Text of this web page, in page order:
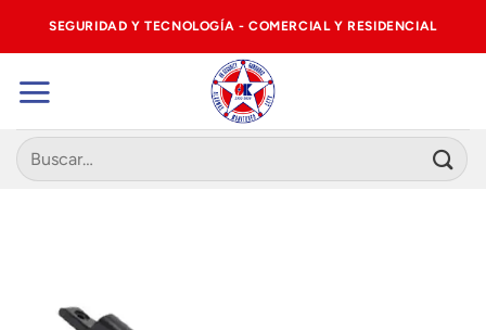
SEGURIDAD Y TECNOLOGÍA - COMERCIAL Y RESIDENCIAL
Buscar
por: